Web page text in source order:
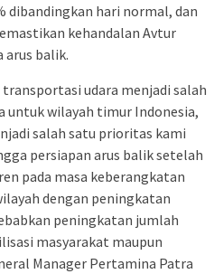
dibandingkan hari normal, dan
kehandalan Avtur
arus balik.
udara menjadi salah
wilayah timur Indonesia,
salah satu prioritas kami
persiapan arus balik setelah
pada masa keberangkatan
dengan peningkatan
peningkatan jumlah
masyarakat maupun
Manager Pertamina Patra